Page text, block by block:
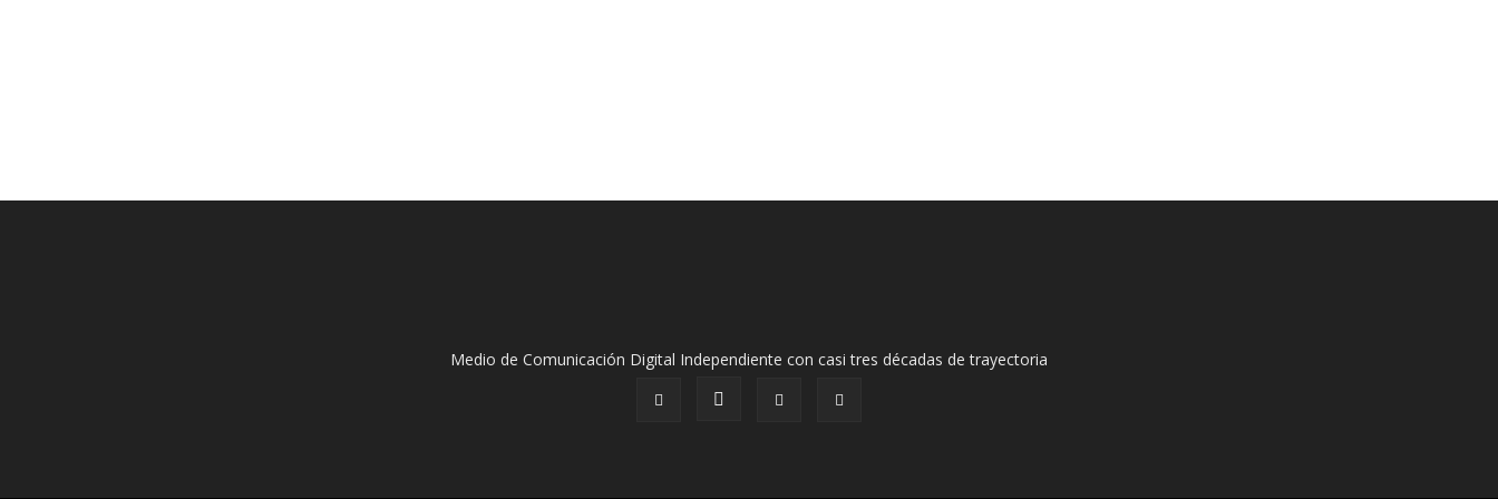
Medio de Comunicación Digital Independiente con casi tres décadas de trayectoria